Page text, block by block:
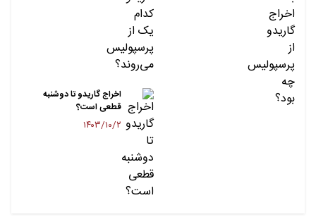
اخراج گاریدو تا دوشنبه
قطعی است؟
۱۴۰۳/۱۰/۲